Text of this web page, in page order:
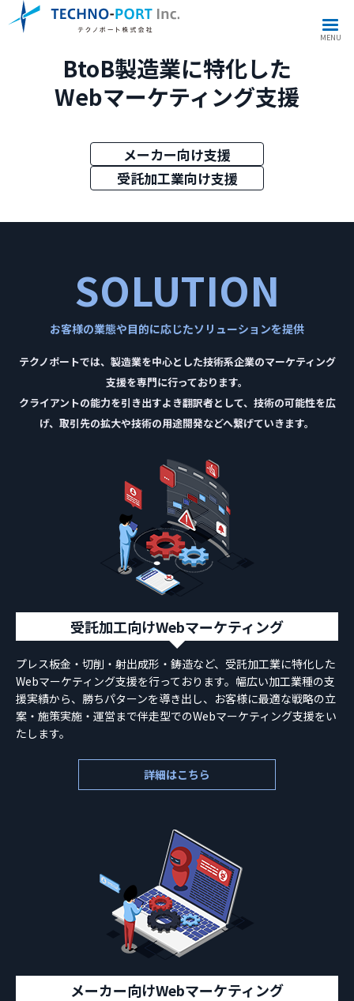
MENU
BtoB製造業に特化した
Webマーケティング支援
メーカー向け支援
受託加工業向け支援
SOLUTION
お客様の業態や目的に応じたソリューションを提供
テクノポートでは、製造業を中心とした技術系企業のマーケティング
支援を専門に行っております。
クライアントの能力を引き出すよき翻訳者として、技術の可能性を広
げ、取引先の拡大や技術の用途開発などへ繋げていきます。
受託加工向けWebマーケティング
プレス板金・切削・射出成形・鋳造など、受託加工業に特化した
Webマーケティング支援を行っております。幅広い加工業種の支
援実績から、勝ちパターンを導き出し、お客様に最適な戦略の立
案・施策実施・運営まで伴走型でのWebマーケティング支援をい
たします。
詳細はこちら
メーカー向けWebマーケティング